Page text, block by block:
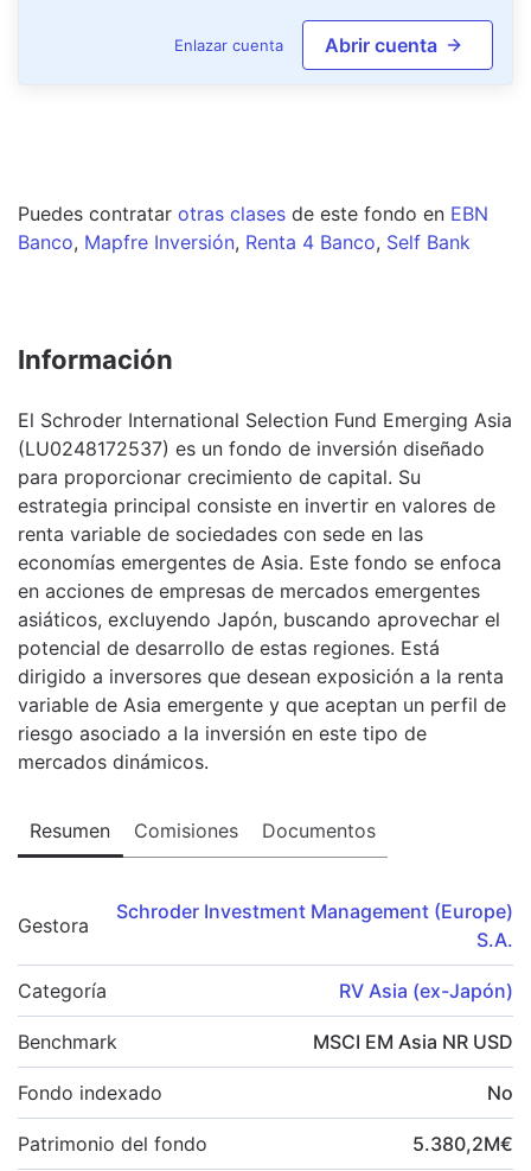
Enlazar cuenta Abrir cuenta
Puedes contratar otras clases de este fondo en EBN
Banco, Mapfre Inversión, Renta 4 Banco, Self Bank
Información
El Schroder International Selection Fund Emerging Asia
(LU0248172537) es un fondo de inversión diseñado
para proporcionar crecimiento de capital. Su
estrategia principal consiste en invertir en valores de
renta variable de sociedades con sede en las
economías emergentes de Asia. Este fondo se enfoca
en acciones de empresas de mercados emergentes
asiáticos, excluyendo Japón, buscando aprovechar el
potencial de desarrollo de estas regiones. Está
dirigido a inversores que desean exposición a la renta
variable de Asia emergente y que aceptan un perfil de
riesgo asociado a la inversión en este tipo de
mercados dinámicos.
Resumen Comisiones Documentos
Gestora
Schroder Investment Management (Europe)
S.A.
Categoría RV Asia (ex-Japón)
Benchmark MSCI EM Asia NR USD
Fondo indexado No
Patrimonio del fondo 5.380,2M€